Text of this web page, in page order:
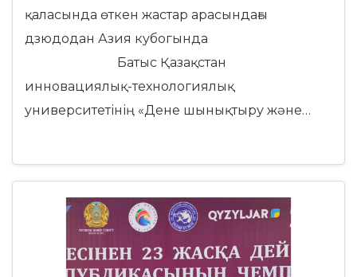
қаласында өткен жастар арасындағы
дзюдодан Азия кубогында
Батыс Қазақстан
инновациялық-технологиялық
университетінің «Дене шынықтыру және…